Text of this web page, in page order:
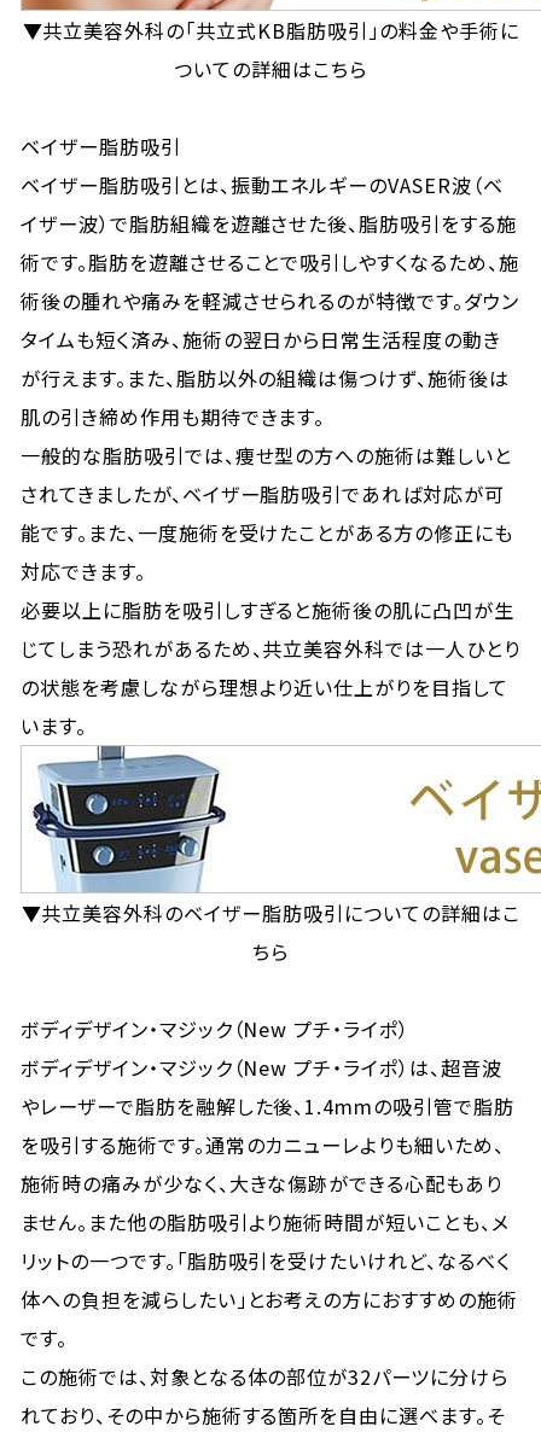
▼共立美容外科の「共立式KB脂肪吸引」の料金や手術に
ついての詳細はこちら
ベイザー脂肪吸引
ベイザー脂肪吸引とは、振動エネルギーのVASER波（ベ
イザー波）で脂肪組織を遊離させた後、脂肪吸引をする施
術です。脂肪を遊離させることで吸引しやすくなるため、施
術後の腫れや痛みを軽減させられるのが特徴です。ダウン
タイムも短く済み、施術の翌日から日常生活程度の動き
が行えます。また、脂肪以外の組織は傷つけず、施術後は
肌の引き締め作用も期待できます。
一般的な脂肪吸引では、痩せ型の方への施術は難しいと
されてきましたが、ベイザー脂肪吸引であれば対応が可
能です。また、一度施術を受けたことがある方の修正にも
対応できます。
必要以上に脂肪を吸引しすぎると施術後の肌に凸凹が生
じてしまう恐れがあるため、共立美容外科では一人ひとり
の状態を考慮しながら理想より近い仕上がりを目指して
います。
▼共立美容外科のベイザー脂肪吸引についての詳細はこ
ちら
ボディデザイン・マジック（New プチ・ライポ）
ボディデザイン・マジック（New プチ・ライポ）は、超音波
やレーザーで脂肪を融解した後、1.4mmの吸引管で脂肪
を吸引する施術です。通常のカニューレよりも細いため、
施術時の痛みが少なく、大きな傷跡ができる心配もあり
ません。また他の脂肪吸引より施術時間が短いことも、メ
リットの一つです。「脂肪吸引を受けたいけれど、なるべく
体への負担を減らしたい」とお考えの方におすすめの施術
です。
この施術では、対象となる体の部位が32パーツに分けら
れており、その中から施術する箇所を自由に選べます。そ